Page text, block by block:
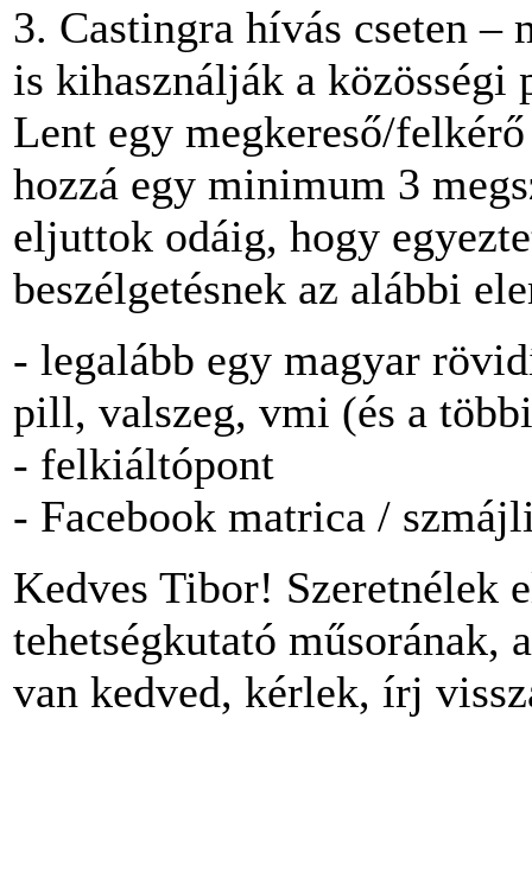
3. Castingra hívás cseten –
is kihasználják a közösségi
Lent egy megkereső/
hozzá egy minimum 3
eljuttok odáig, hogy
beszélgetésnek az alábbi
- legalább egy magyar
pill, valszeg, vmi (és a
- felkiáltópont
- Facebook matrica /
Kedves Tibor! Szeretnélek
tehetségkutató műsorának,
van kedved, kérlek, írj